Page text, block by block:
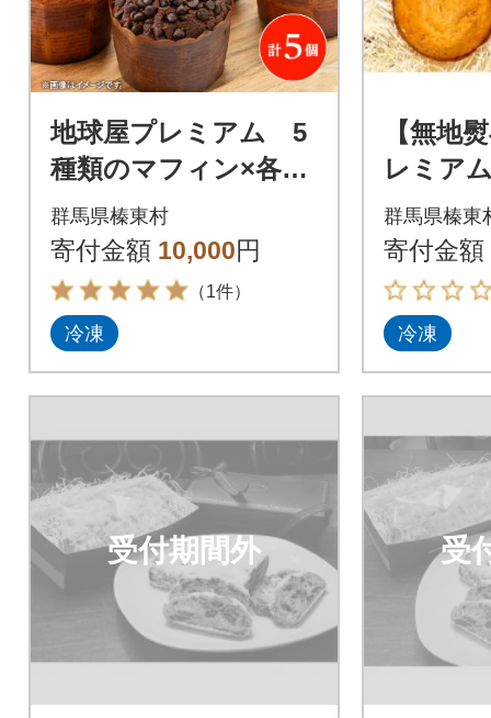
地球屋プレミアム 5
種類のマフィン×各1
個 計5個セット
群馬県榛東村
寄付金額 10,000円
（1件）
冷凍
【無地
レミア
フィン
セット
群馬県榛東
寄付金額
冷凍
受付期間外 受